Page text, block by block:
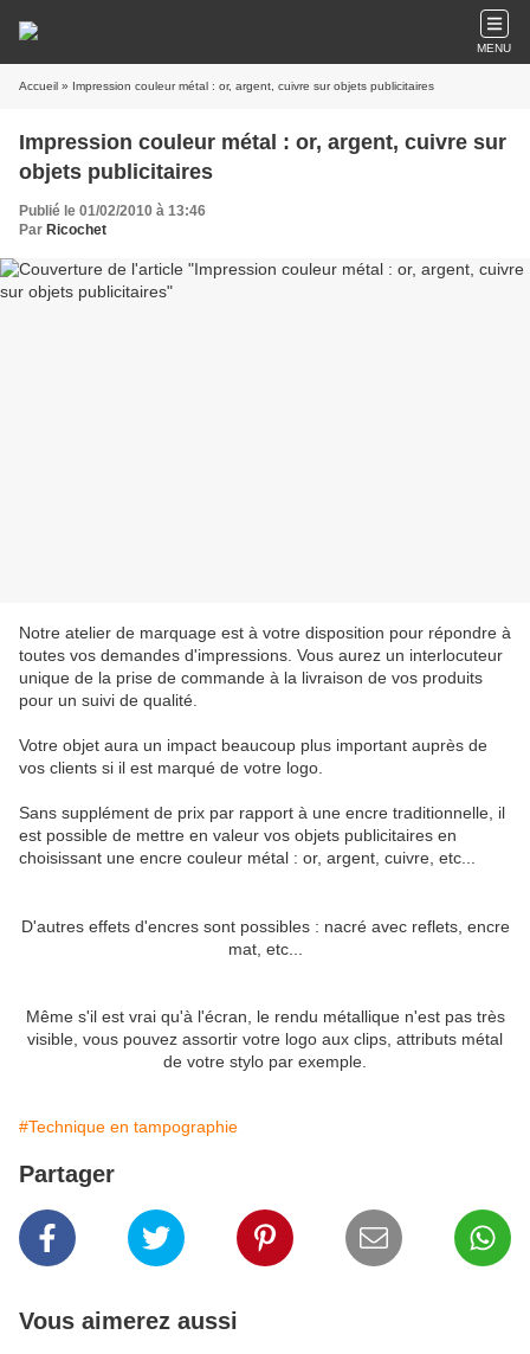
MENU
Accueil » Impression couleur métal : or, argent, cuivre sur objets publicitaires
Impression couleur métal : or, argent, cuivre sur
objets publicitaires
Publié le 01/02/2010 à 13:46
Par Ricochet
Notre atelier de marquage est à votre disposition pour répondre à
toutes vos demandes d'impressions. Vous aurez un interlocuteur
unique de la prise de commande à la livraison de vos produits
pour un suivi de qualité.
Votre objet aura un impact beaucoup plus important auprès de
vos clients si il est marqué de votre logo.
Sans supplément de prix par rapport à une encre traditionnelle, il
est possible de mettre en valeur vos objets publicitaires en
choisissant une encre couleur métal : or, argent, cuivre, etc...
D'autres effets d'encres sont possibles : nacré avec reflets, encre
mat, etc...
Même s'il est vrai qu'à l'écran, le rendu métallique n'est pas très
visible, vous pouvez assortir votre logo aux clips, attributs métal
de votre stylo par exemple.
#Technique en tampographie
Partager
Vous aimerez aussi